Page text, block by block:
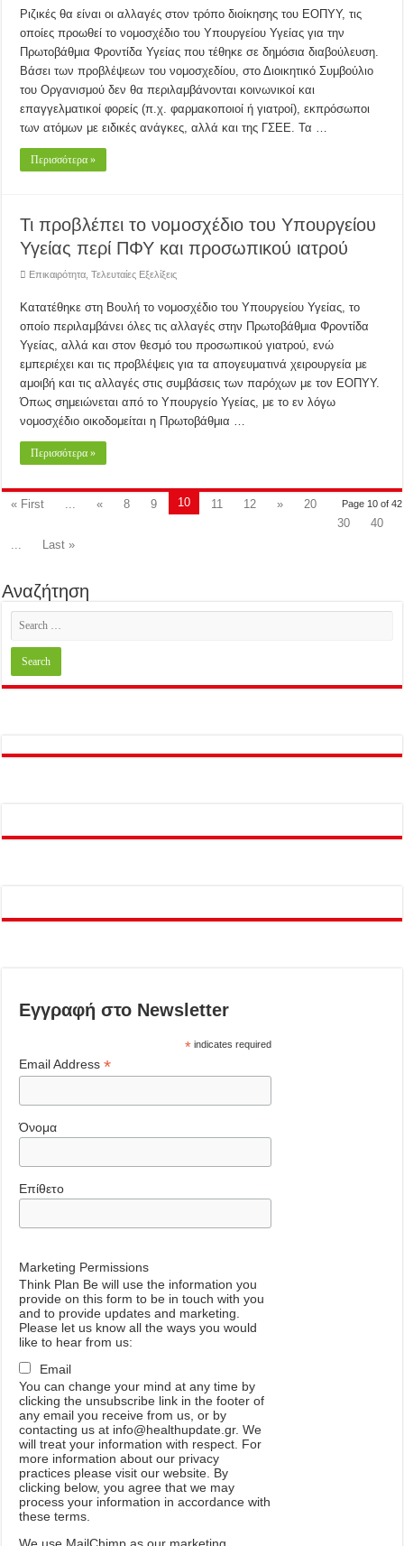
Ριζικές θα είναι οι αλλαγές στον τρόπο διοίκησης του ΕΟΠΥΥ, τις
οποίες προωθεί το νομοσχέδιο του Υπουργείου Υγείας για την
Πρωτοβάθμια Φροντίδα Υγείας που τέθηκε σε δημόσια διαβούλευση.
Βάσει των προβλέψεων του νομοσχεδίου, στο Διοικητικό Συμβούλιο
του Οργανισμού δεν θα περιλαμβάνονται κοινωνικοί και
επαγγελματικοί φορείς (π.χ. φαρμακοποιοί ή γιατροί), εκπρόσωποι
των ατόμων με ειδικές ανάγκες, αλλά και της ΓΣΕΕ. Τα …
Περισσότερα »
Τι προβλέπει το νομοσχέδιο του Υπουργείου
Υγείας περί ΠΦΥ και προσωπικού ιατρού
Επικαιρότητα ,Τελευταίες Εξελίξεις
Κατατέθηκε στη Βουλή το νομοσχέδιο του Υπουργείου Υγείας, το
οποίο περιλαμβάνει όλες τις αλλαγές στην Πρωτοβάθμια Φροντίδα
Υγείας, αλλά και στον θεσμό του προσωπικού γιατρού, ενώ
εμπεριέχει και τις προβλέψεις για τα απογευματινά χειρουργεία με
αμοιβή και τις αλλαγές στις συμβάσεις των παρόχων με τον ΕΟΠΥΥ.
Όπως σημειώνεται από το Υπουργείο Υγείας, με το εν λόγω
νομοσχέδιο οικοδομείται η Πρωτοβάθμια …
Περισσότερα »
Page 10 of 42
« First ... « 8 9 10 11 12 »
20
30
40
...
Last »
Αναζήτηση
Εγγραφή στο Newsletter
*indicates required
Email Address*
Όνομα
Επίθετο
Marketing Permissions
Think Plan Be will use the information you
provide on this form to be in touch with you
and to provide updates and marketing.
Please let us know all the ways you would
like to hear from us:
Email
You can change your mind at any time by
clicking the unsubscribe link in the footer of
any email you receive from us, or by
contacting us at info@healthupdate.gr. We
will treat your information with respect. For
more information about our privacy
practices please visit our website. By
clicking below, you agree that we may
process your information in accordance with
these terms.